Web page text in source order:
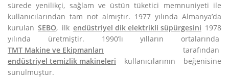
sürede yenilikçi, sağlam ve üstün tüketici memnuniyeti ile
kullanıcılarından tam not almıştır. 1977 yılında Almanya’da
kurulanSEBO, ilk endüstriyel dik elektrikli süpürgesini 1978
yılında üretmiştir. 1990’lı yılların ortalarında
TMT Makine ve Ekipmanları tarafından
endüstriyel temizlik makineleri kullanıcılarının beğenisine
sunulmuştur.